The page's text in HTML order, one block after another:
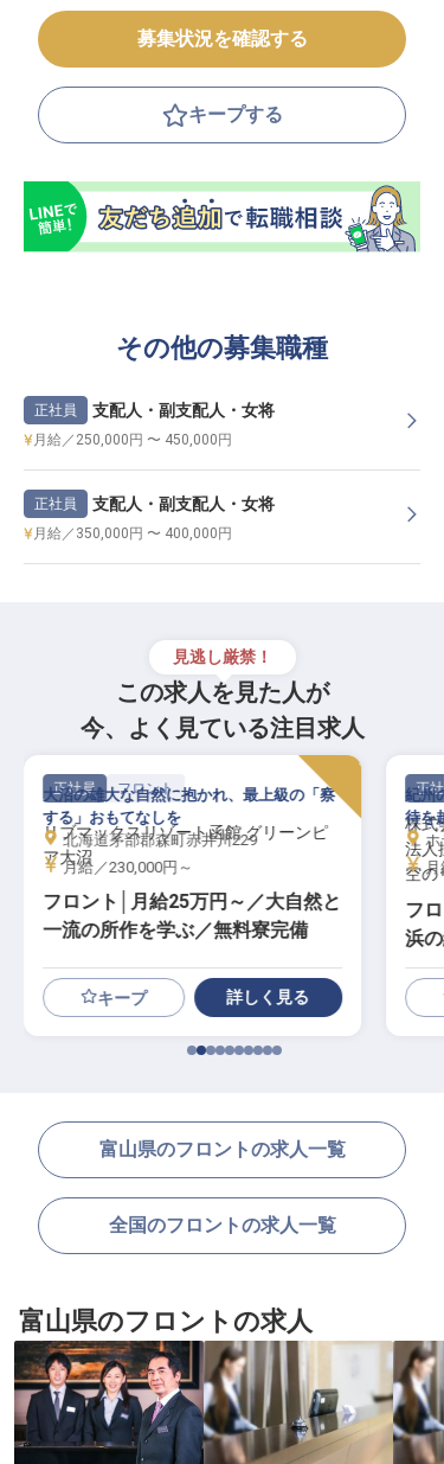
募集状況を確認する
キープする
その他の募集職種
正社員 支配人・副支配人・女将
月給／250,000円 〜 450,000円
正社員 支配人・副支配人・女将
月給／350,000円 〜 400,000円
見逃し厳禁！
この求人を見た人が
今、よく見ている注目求人
正社員 フロント
リブマックスリゾート函館 グリーンピ
ア大沼
フロント│月給25万円～／大自然と
一流の所作を学ぶ／無料寮完備
大沼の雄大な自然に抱かれ、最上級の「察
する」おもてなしを
北海道茅部郡森町赤井川229
月給／230,000円～
キープ 詳しく見る
正社
株式
法人
空の
フ
浜
完備
紀州
待を
ホテ
月
富山県のフロントの求人一覧
全国のフロントの求人一覧
富山県のフロントの求人